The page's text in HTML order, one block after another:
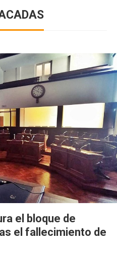
el bloque de
el fallecimiento de